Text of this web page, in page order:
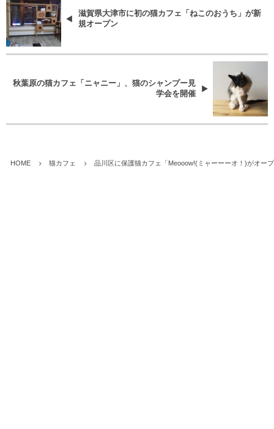
滋賀県大津市に初の猫カフェ「ねこのおうち」が新
規オープン
秋葉原の猫カフェ「ニャニー」、猫のシャンプー見
学会を開催
HOME 猫カフェ 品川区に保護猫カフェ「Meooow!(ミャーーーオ！)がオー